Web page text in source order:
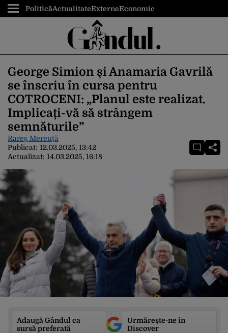
PoliticăActualitateExterneEconomic
George Simion și Anamaria Gavrilă
se înscriu în cursa pentru
COTROCENI: „Planul este realizat.
Implicați-vă să strângem
semnăturile”
Rareș Mereuță
Publicat: 12.03.2025, 13:42
Actualizat: 14.03.2025, 16:18
Adaugă Gândul ca
sursă preferată
Urmărește-ne în
Discover